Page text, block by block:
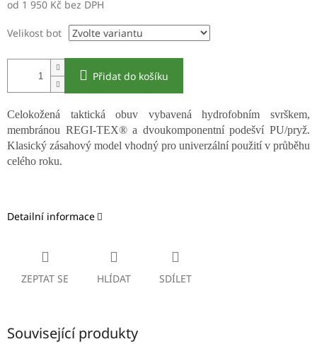
od 1 950 Kč bez DPH
cena:
Velikost bot
Přidat do košíku
Celokožená taktická obuv vybavená hydrofobním svrškem,
membránou REGI-TEX® a dvoukomponentní podešví PU/pryž.
Klasický zásahový model vhodný pro univerzální použití v průběhu
celého roku.
Detailní informace
ZEPTAT SE HLÍDAT SDÍLET
Související produkty